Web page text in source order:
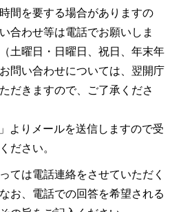
間を要する場合がありますの
合わせ等は電話でお願いしま
土曜日・日曜日、祝日、年末年
問い合わせについては、翌開庁
だきますので、ご了承くださ
よりメールを送信しますので受
ださい。
ては電話連絡をさせていただく
お、電話での回答を希望される